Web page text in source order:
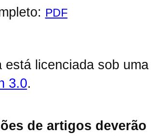
PDF
está licenciada sob
3.0.
de artigos